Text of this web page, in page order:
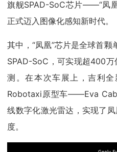
旗舰SPAD-SoC芯片——“凤
正式迈入图像化感知新时代。
其中，“凤凰”芯片是全球首
SPAD-SoC，可实现超400
测。在本次车展上，吉利
Robotaxi原型车——Eva
线数字化激光雷达，实现了
度。